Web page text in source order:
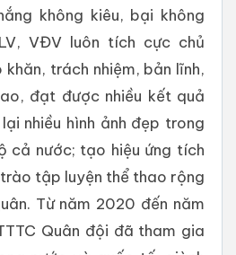
không kiêu, bại không
VĐV luôn tích cực chủ
trách nhiệm, bản lĩnh,
đạt được nhiều kết quả
nhiều hình ảnh đẹp trong
cả nước; tạo hiệu ứng tích
tập luyện thể thao rộng
Từ năm 2020 đến năm
Quân đội đã tham gia